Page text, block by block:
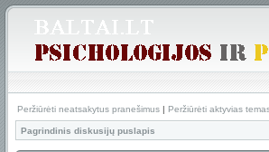
Peržiūrėti neatsakytus pranešimus | Peržiūrėti aktyvias
Pagrindinis diskusijų puslapis